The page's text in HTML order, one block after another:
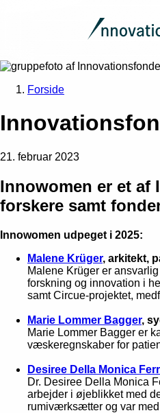
Forside
21. februar 2023
Innowomen er et
forskere samt
Innowomen udpeget i 2025:
Malene Krüger, arkitekt,
Malene Krüger er
forskning og innovation i
samt Circue-projektet,
Marie Lommer Bagger,
Marie Lommer Bagger er
væskeregnskaber for
Desiree Della Monica
Dr. Desiree Della Monica
arbejder i øjeblikket med
rumiværksætter og var med